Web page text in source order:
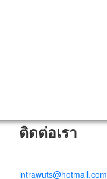
ติดต่อเรา
intrawuts@hotmail.com